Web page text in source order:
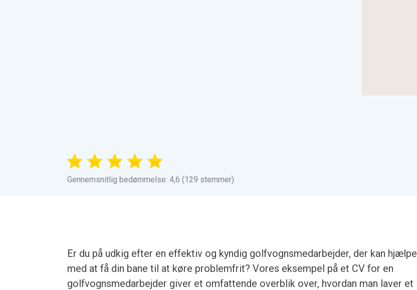
Gennemsnitlig bedømmelse: 4,6 (129 stemmer)
Er du på udkig efter en effektiv og kyndig golfvognsmedarbejder, der kan hjælpe
med at få din bane til at køre problemfrit? Vores eksempel på et CV for en
golfvognsmedarbejder giver et omfattende overblik over, hvordan man laver et